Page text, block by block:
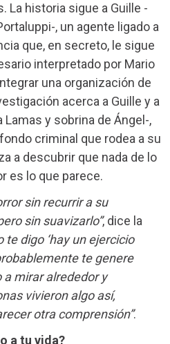
La historia sigue a Guille -
, un agente ligado a
que, en secreto, le sigue
interpretado por Mario
una organización de
acerca a Guille y a
y sobrina de Ángel-,
criminal que rodea a su
a descubrir que nada de lo
es lo que parece.
sin recurrir a su
sin suavizarlo”, dice la
te digo ‘hay un ejercicio
te genere
a mirar alrededor y
vivieron algo así,
otra comprensión”.
a tu vida?